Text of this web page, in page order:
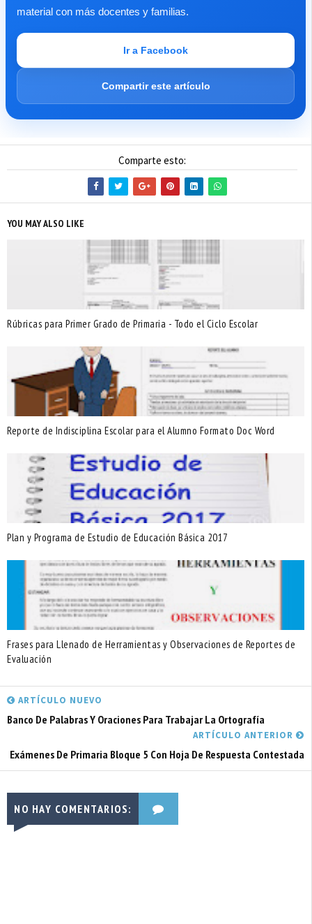
material con más docentes y familias.
Ir a Facebook
Compartir este artículo
Comparte esto:
YOU MAY ALSO LIKE
Rúbricas para Primer Grado de Primaria - Todo el Ciclo Escolar
Reporte de Indisciplina Escolar para el Alumno Formato Doc Word
Plan y Programa de Estudio de Educación Básica 2017
Frases para Llenado de Herramientas y Observaciones de Reportes de
Evaluación
ARTÍCULO NUEVO
Banco De Palabras Y Oraciones Para Trabajar La Ortografía
ARTÍCULO ANTERIOR
Exámenes De Primaria Bloque 5 Con Hoja De Respuesta Contestada
NO HAY COMENTARIOS: